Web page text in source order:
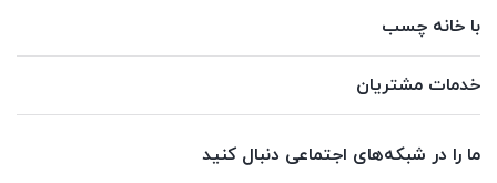
با خانه چسب
خدمات مشتریان
ما را در شبکه‌های اجتماعی دنبال کنید